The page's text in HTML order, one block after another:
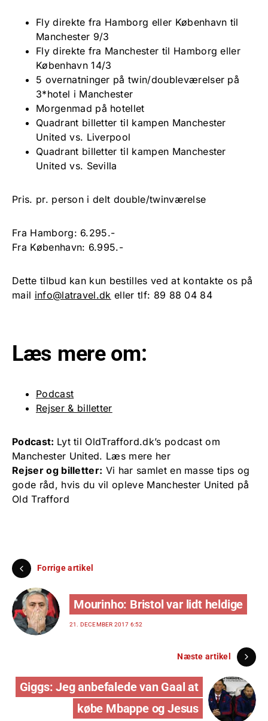
Fly direkte fra Hamborg eller København til
Manchester 9/3
Fly direkte fra Manchester til Hamborg eller
København 14/3
5 overnatninger på twin/doubleværelser på
3*hotel i Manchester
Morgenmad på hotellet
Quadrant billetter til kampen Manchester
United vs. Liverpool
Quadrant billetter til kampen Manchester
United vs. Sevilla
Pris. pr. person i delt double/twinværelse
Fra Hamborg: 6.295.-
Fra København: 6.995.-
Dette tilbud kan kun bestilles ved at kontakte os på
mail info@latravel.dk eller tlf: 89 88 04 84
Læs mere om:
Podcast
Rejser & billetter
Podcast: Lyt til OldTrafford.dk’s podcast om
Manchester United. Læs mere her
Rejser og billetter: Vi har samlet en masse tips og
gode råd, hvis du vilopleve Manchester United på
Old Trafford
Forrige artikel
Mourinho: Bristol var lidt heldige
21. DECEMBER 2017 6:52
Næste artikel
Giggs: Jeg anbefalede van Gaal at
købe Mbappe og Jesus